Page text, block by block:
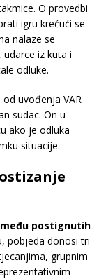
O provedbi
igru krećući se
nalaze se
iz kuta i
odluke.
uvođenja VAR
sudac. On u
ako je odluka
situacije.
postignutih
pobjeda donosi tri
grupnim